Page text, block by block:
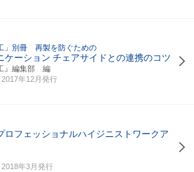
」別冊 再製を防ぐための
ケーション チェアサイドとの連携のコツ
』編集部 編
2017年12月発行
ロフェッショナルハイジニストワークア
2018年3月発行